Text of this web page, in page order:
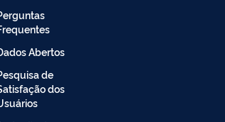
Abertos
de
dos